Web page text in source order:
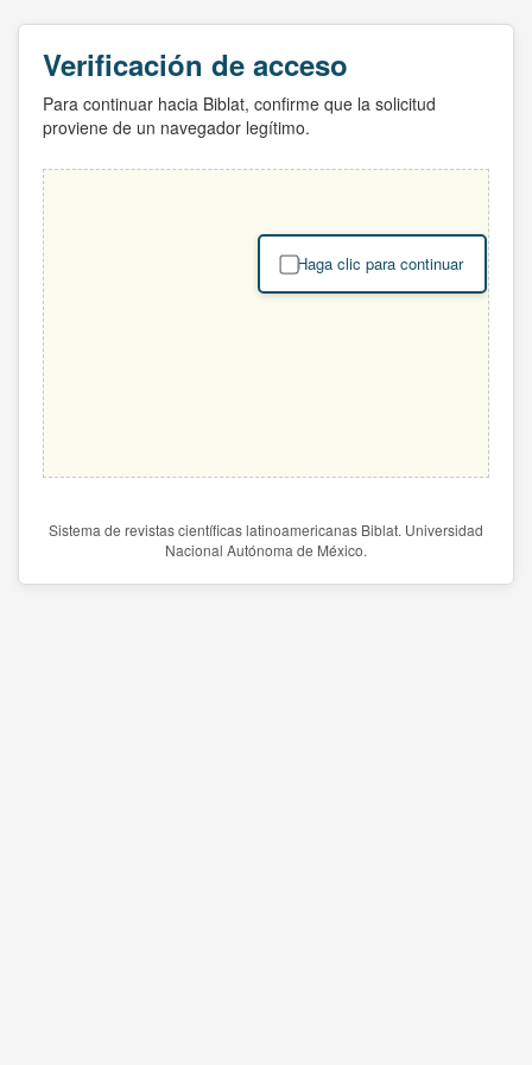
Verificación de acceso
Para continuar hacia Biblat, confirme que la solicitud
proviene de un navegador legítimo.
Haga clic para continuar
Sistema de revistas científicas latinoamericanas Biblat. Universidad
Nacional Autónoma de México.